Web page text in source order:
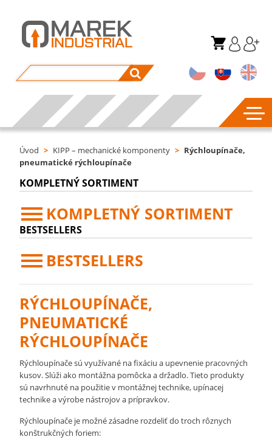
Úvod > KIPP – mechanické komponenty > Rýchloupínače,
pneumatické rýchloupínače
KOMPLETNÝ SORTIMENT
KOMPLETNÝ SORTIMENT
BESTSELLERS
BESTSELLERS
RÝCHLOUPÍNAČE,
PNEUMATICKÉ
RÝCHLOUPÍNAČE
Rýchloupínače sú využívané na fixáciu a upevnenie pracovných
kusov. Slúži ako montážna pomôcka a držadlo. Tieto produkty
sú navrhnuté na použitie v montážnej technike, upínacej
technike a výrobe nástrojov a prípravkov.
Rýchloupínače je možné zásadne rozdeliť do troch rôznych
konštrukčných foriem: